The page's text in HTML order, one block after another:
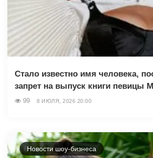
Стало известно имя человека,
запрет на выпуск книги певицы
99 8 ИЮЛЯ, 2026 20:00
Новости шоу-бизнеса